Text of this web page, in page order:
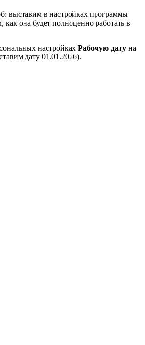
выставим в настройках программы
она будет полноценно работать в
настройках Рабочую дату на
дату 01.01.2026).